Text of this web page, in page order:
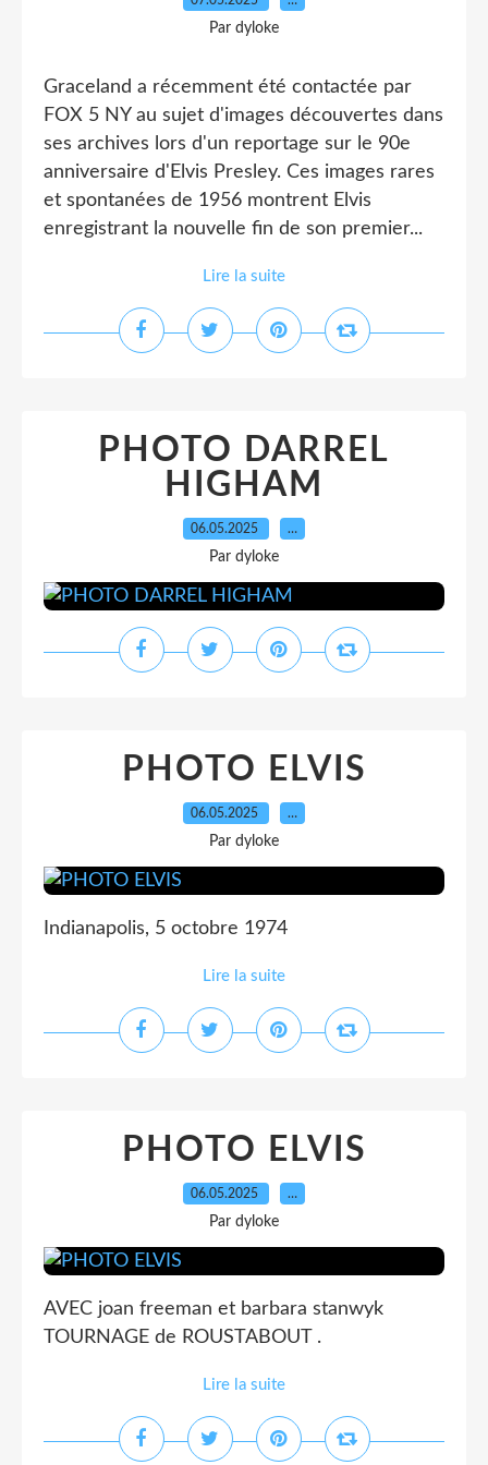
Par dyloke
Graceland a récemment été contactée par
FOX 5 NY au sujet d'images découvertes dans
ses archives lors d'un reportage sur le 90e
anniversaire d'Elvis Presley. Ces images rares
et spontanées de 1956 montrent Elvis
enregistrant la nouvelle fin de son premier...
Lire la suite
PHOTO DARREL
HIGHAM
06.05.2025 …
Par dyloke
PHOTO ELVIS
06.05.2025 …
Par dyloke
Indianapolis, 5 octobre 1974
Lire la suite
PHOTO ELVIS
06.05.2025 …
Par dyloke
AVEC joan freeman et barbara stanwyk
TOURNAGE de ROUSTABOUT .
Lire la suite